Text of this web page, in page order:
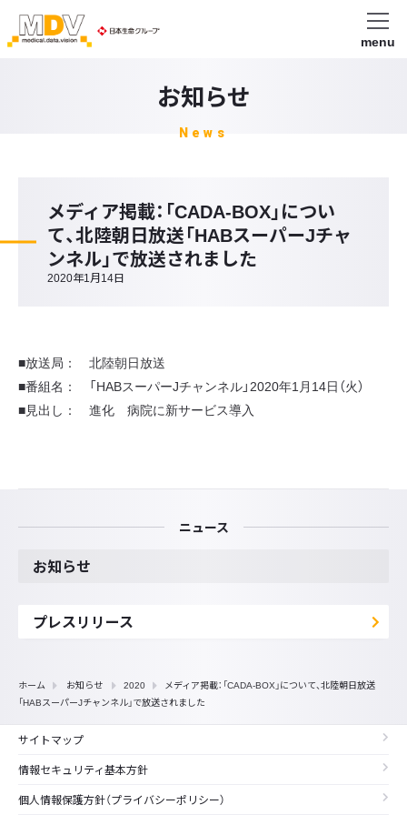
menu
お知らせ
News
メディア掲載：「CADA-BOX」につい
て、北陸朝日放送「HABスーパーJチャ
ンネル」で放送されました
2020年1月14日
■放送局： 北陸朝日放送
■番組名： 「HABスーパーJチャンネル」2020年1月14日（火）
■見出し： 進化 病院に新サービス導入
ニュース
お知らせ
プレスリリース
ホーム お知らせ 2020
メディア掲載：「CADA-BOX」について、北陸朝日放送
「HABスーパーJチャンネル」で放送されました
サイトマップ
情報セキュリティ基本方針
個人情報保護方針（プライバシーポリシー）